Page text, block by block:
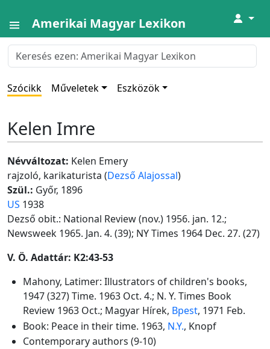
Amerikai Magyar Lexikon ↓
Szócikk Műveletek Eszközök
Kelen Imre
Névváltozat: Kelen Emery
rajzoló, karikaturista (Dezső Alajossal)
Szül.: Győr, 1896
US 1938
Dezső obit.: National Review (nov.) 1956. jan. 12.;
Newsweek 1965. Jan. 4. (39); NY Times 1964 Dec. 27. (27)
V. Ö. Adattár: K2:43-53
Mahony, Latimer: Illustrators of children's books,
1947 (327) Time. 1963 Oct. 4.; N. Y. Times Book
Review 1963 Oct.; Magyar Hírek, Bpest, 1971 Feb.
Book: Peace in their time. 1963, N.Y., Knopf
Contemporary authors (9-10)